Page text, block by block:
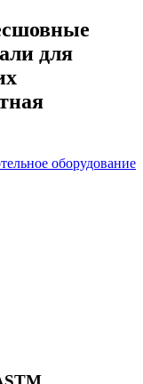
для
оборудование